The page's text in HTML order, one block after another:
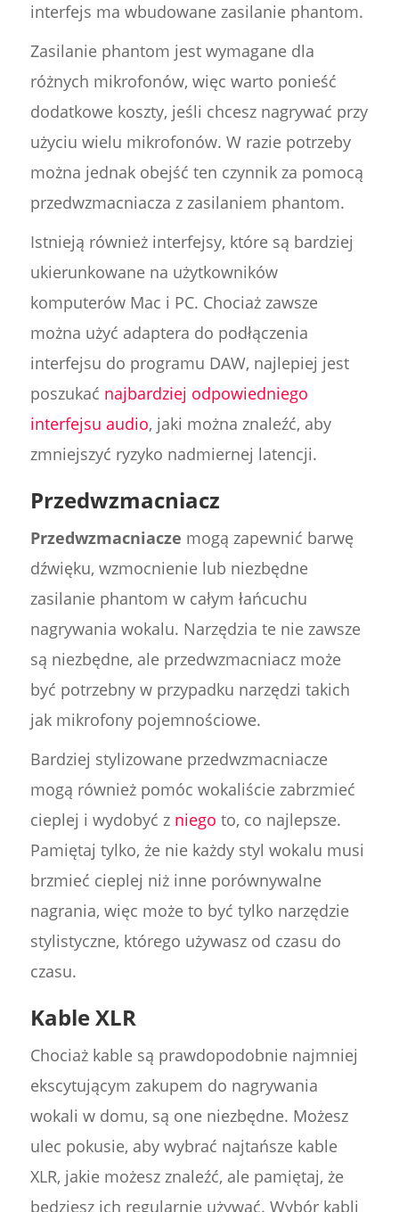
interfejs ma wbudowane zasilanie phantom.
Zasilanie phantom jest wymagane dla
różnych mikrofonów, więc warto ponieść
dodatkowe koszty, jeśli chcesz nagrywać przy
użyciu wielu mikrofonów. W razie potrzeby
można jednak obejść ten czynnik za pomocą
przedwzmacniacza z zasilaniem phantom.
Istnieją również interfejsy, które są bardziej
ukierunkowane na użytkowników
komputerów Mac i PC. Chociaż zawsze
można użyć adaptera do podłączenia
interfejsu do programu DAW, najlepiej jest
poszukać najbardziej odpowiedniego
interfejsu audio, jaki można znaleźć, aby
zmniejszyć ryzyko nadmiernej latencji.
Przedwzmacniacz
Przedwzmacniacze mogą zapewnić barwę
dźwięku, wzmocnienie lub niezbędne
zasilanie phantom w całym łańcuchu
nagrywania wokalu. Narzędzia te nie zawsze
są niezbędne, ale przedwzmacniacz może
być potrzebny w przypadku narzędzi takich
jak mikrofony pojemnościowe.
Bardziej stylizowane przedwzmacniacze
mogą również pomóc wokaliście zabrzmieć
cieplej i wydobyć z niego to, co najlepsze.
Pamiętaj tylko, że nie każdy styl wokalu musi
brzmieć cieplej niż inne porównywalne
nagrania, więc może to być tylko narzędzie
stylistyczne, którego używasz od czasu do
czasu.
Kable XLR
Chociaż kable są prawdopodobnie najmniej
ekscytującym zakupem do nagrywania
wokali w domu, są one niezbędne. Możesz
ulec pokusie, aby wybrać najtańsze kable
XLR, jakie możesz znaleźć, ale pamiętaj, że
będziesz ich regularnie używać. Wybór kabli